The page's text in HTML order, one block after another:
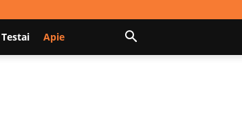
Testai Apie